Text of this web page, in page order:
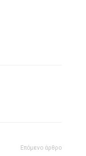
Επόμενο άρθρο